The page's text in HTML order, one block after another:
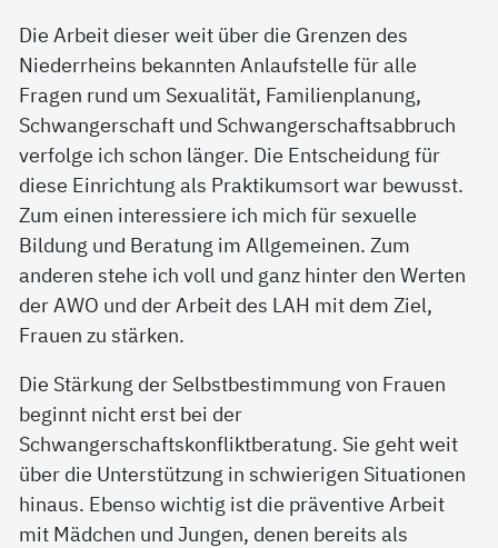
Die Arbeit dieser weit über die Grenzen des
Niederrheins bekannten Anlaufstelle für alle
Fragen rund um Sexualität, Familienplanung,
Schwangerschaft und Schwangerschaftsabbruch
verfolge ich schon länger. Die Entscheidung für
diese Einrichtung als Praktikumsort war bewusst.
Zum einen interessiere ich mich für sexuelle
Bildung und Beratung im Allgemeinen. Zum
anderen stehe ich voll und ganz hinter den Werten
der AWO und der Arbeit des LAH mit dem Ziel,
Frauen zu stärken.
Die Stärkung der Selbstbestimmung von Frauen
beginnt nicht erst bei der
Schwangerschaftskonfliktberatung. Sie geht weit
über die Unterstützung in schwierigen Situationen
hinaus. Ebenso wichtig ist die präventive Arbeit
mit Mädchen und Jungen, denen bereits als